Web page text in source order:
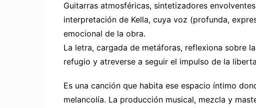
Guitarras atmosféricas, sintetizadores
interpretación de Kella, cuya voz (profunda,
emocional de la obra.
La letra, cargada de metáforas, reflexiona sobre
refugio y atreverse a seguir el impulso de la
Es una canción que habita ese espacio íntimo
melancolía. La producción musical, mezcla y